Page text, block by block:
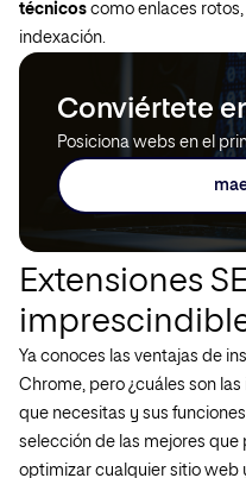
técnicos como enlaces
indexación.
Conviértete
Posiciona webs en el
Extensiones
Ya conoces las ventajas de
Chrome, pero ¿cuáles son
que necesitas y sus
selección de las mejores
optimizar cualquier sitio web